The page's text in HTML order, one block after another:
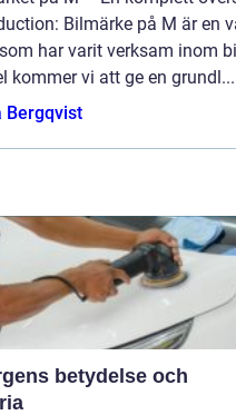
Bilmärke på M är en
har varit verksam inom
kommer vi att ge en grundl...
Bergqvist
betydelse och